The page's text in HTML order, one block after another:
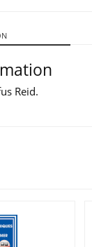
Reid.